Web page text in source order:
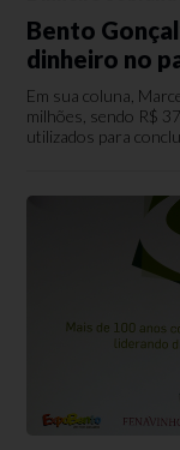
Bento
dinheiro no
Em sua coluna,
milhões, sendo R$
utilizados para